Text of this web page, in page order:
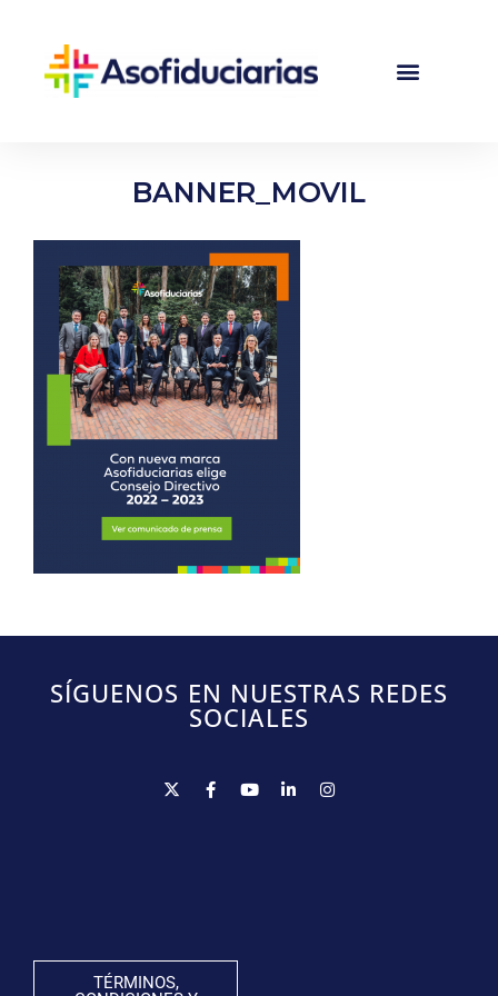
BANNER_MOVIL
SÍGUENOS EN NUESTRAS REDES
SOCIALES
TÉRMINOS,